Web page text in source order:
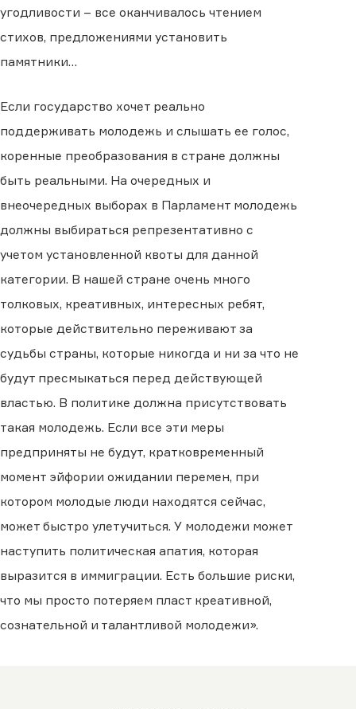
угодливости – все оканчивалось чтением
стихов, предложениями установить
памятники…
Если государство хочет реально
поддерживать молодежь и слышать ее голос,
коренные преобразования в стране должны
быть реальными. На очередных и
внеочередных выборах в Парламент молодежь
должны выбираться репрезентативно с
учетом установленной квоты для данной
категории. В нашей стране очень много
толковых, креативных, интересных ребят,
которые действительно переживают за
судьбы страны, которые никогда и ни за что не
будут пресмыкаться перед действующей
властью. В политике должна присутствовать
такая молодежь. Если все эти меры
предприняты не будут, кратковременный
момент эйфории ожидании перемен, при
котором молодые люди находятся сейчас,
может быстро улетучиться. У молодежи может
наступить политическая апатия, которая
выразится в иммиграции. Есть большие риски,
что мы просто потеряем пласт креативной,
сознательной и талантливой молодежи».